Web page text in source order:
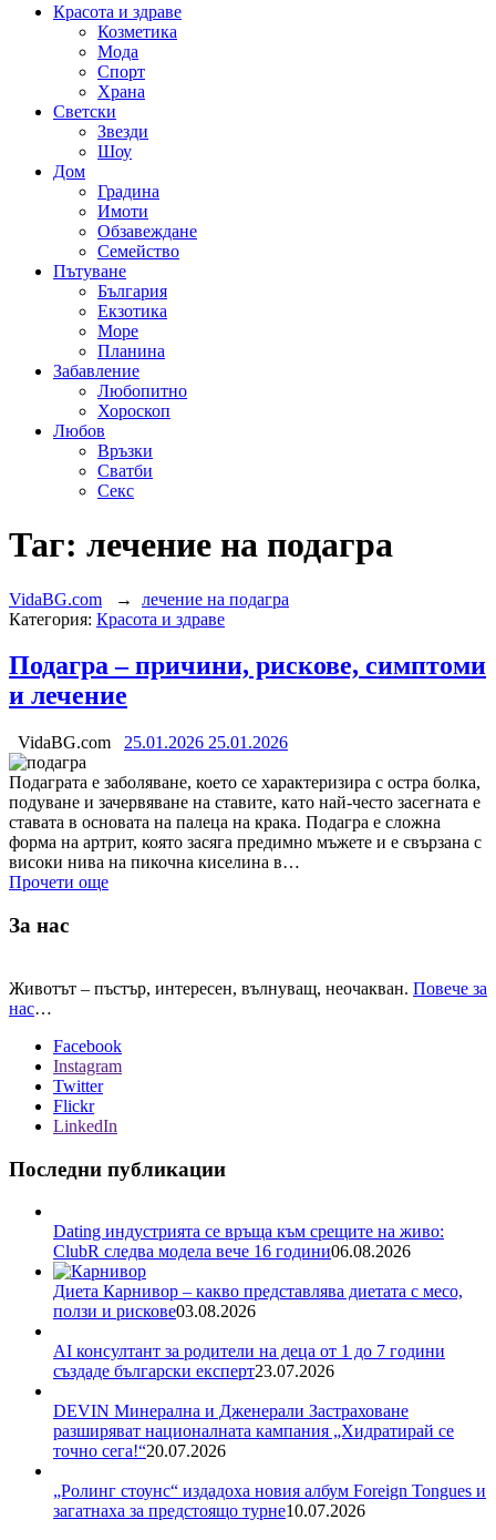
Красота и здраве
Козметика
Мода
Спорт
Храна
Светски
Звезди
Шоу
Дом
Градина
Имоти
Обзавеждане
Семейство
Пътуване
България
Екзотика
Море
Планина
Забавление
Любопитно
Хороскоп
Любов
Връзки
Сватби
Секс
Таг: лечение на подагра
VidaBG.com → лечение на подагра
Категория: Красота и здраве
Подагра – причини, рискове, симптоми
и лечение
VidaBG.com 25.01.2026 25.01.2026
Подаграта е заболяване, което се характеризира с остра болка,
подуване и зачервяване на ставите, като най-често засегната е
ставата в основата на палеца на крака. Подагра е сложна
форма на артрит, която засяга предимно мъжете и е свързана с
високи нива на пикочна киселина в…
Прочети още
За нас
Животът – пъстър, интересен, вълнуващ, неочакван. Повече за
нас…
Facebook
Instagram
Twitter
Flickr
LinkedIn
Последни публикации
Dating индустрията се връща към срещите на живо:
ClubR следва модела вече 16 години06.08.2026
Диета Карнивор – какво представлява диетата с месо,
ползи и рискове03.08.2026
AI консултант за родители на деца от 1 до 7 години
създаде български експерт23.07.2026
DEVIN Минерална и Дженерали Застраховане
разширяват националната кампания „Хидратирай се
точно сега!“20.07.2026
„Ролинг стоунс“ издадоха новия албум Foreign Tongues и
загатнаха за предстоящо турне10.07.2026